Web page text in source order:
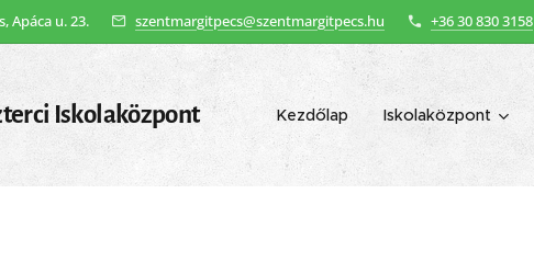
Apáca u. 23. szentmargitpecs@szentmargitpecs.hu +36 30 830 3158
Iskolaközpont Kezdőlap Iskolaközpont